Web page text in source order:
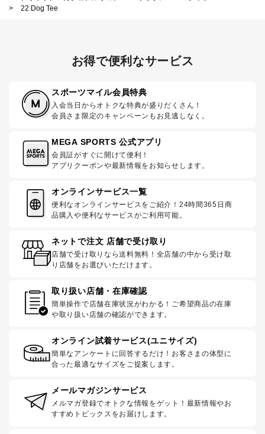
>
22 Dog Tee
お得で便利なサービス
スポーツマイル会員特典
入会当日からオトクな特典が盛りだくさん！
会員さま限定のキャンペーンもお見逃しなく。
MEGA SPORTS 公式アプリ
会員証がすぐに開けて便利！
アプリクーポンや最新情報をお知らせします。
オンラインサービス一覧
便利なオンラインサービスをご紹介！24時間365日商
品購入や便利なサービスがご利用可能。
ネットで注文 店舗で受け取り
店舗で受け取りなら送料無料！全店舗の中から受け取
り店舗をお選びいただけます。
取り扱い店舗・在庫確認
簡単操作で店舗在庫状況がわかる！ご希望商品の在庫
や取り扱い店舗の確認ができます。
オンライン試着サービス(ユニサイズ)
簡単なアンケートに回答するだけ！お客さまの体型に
合った最適なサイズをご提案します。
メールマガジンサービス
メルマガ登録でオトクな情報をゲット！最新情報やお
すすめトピックスをお届けします。